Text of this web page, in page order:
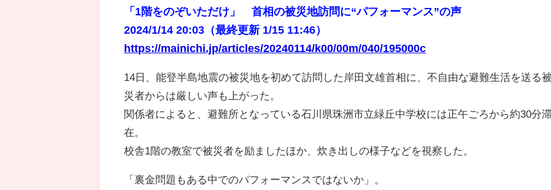
「1階をのぞいただけ」 首相の被災地訪問に“パフォーマンス”の声
2024/1/14 20:03（最終更新 1/15 11:46）
https://mainichi.jp/articles/20240114/k00/00m/040/195000c
14日、能登半島地震の被災地を初めて訪問した岸田文雄首相に、不自由な避難生活を送る被
災者からは厳しい声も上がった。
関係者によると、避難所となっている石川県珠洲市立緑丘中学校には正午ごろから約30分
在。
校舎1階の教室で被災者を励ましたほか、炊き出しの様子などを視察した。
「裏金問題もある中でのパフォーマンスではないか」。